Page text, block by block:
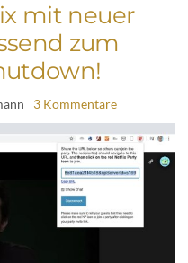
mit neuer
zum
3 Kommentare